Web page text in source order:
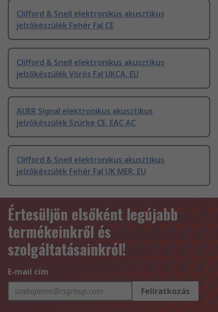
Clifford & Snell elektronikus akusztikus
jelzőkészülék Fehér Fal CE
Clifford & Snell elektronikus akusztikus
jelzőkészülék Vörös Fal UKCA, EU
AUER Signal elektronikus akusztikus
jelzőkészülék Szürke CE, EAC AC
Clifford & Snell elektronikus akusztikus
jelzőkészülék Fehér Fal UK MER, EU
Értesüljön elsőként legújabb
termékeinkről és
szolgáltatásainkról!
E-mail cím
Feliratkozás